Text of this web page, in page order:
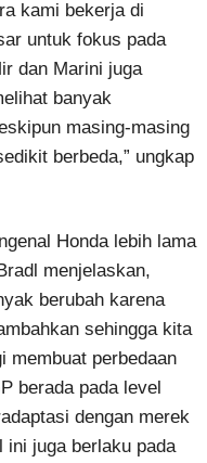
kami bekerja di
untuk fokus pada
dan Marini juga
banyak
masing-masing
berbeda,” ungkap
Honda lebih lama
menjelaskan,
berubah karena
sehingga kita
membuat perbedaan
berada pada level
dengan merek
ini juga berlaku pada